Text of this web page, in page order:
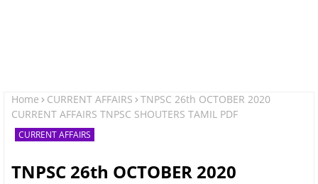
Home CURRENT AFFAIRS
TNPSC 26th OCTOBER 2020
CURRENT AFFAIRS TNPSC SHOUTERS TAMIL PDF
CURRENT AFFAIRS
TNPSC 26th OCTOBER 2020